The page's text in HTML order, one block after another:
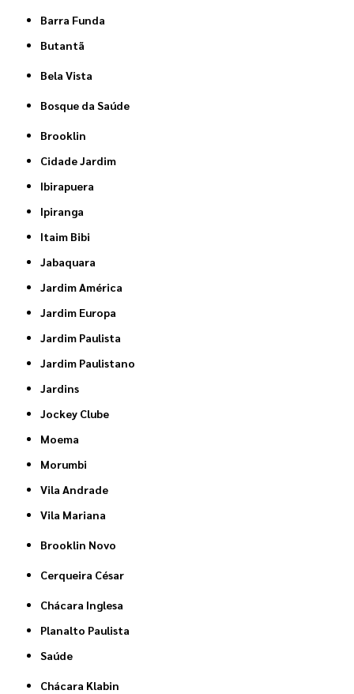
Barra Funda
Butantã
Bela Vista
Bosque da Saúde
Brooklin
Cidade Jardim
Ibirapuera
Ipiranga
Itaim Bibi
Jabaquara
Jardim América
Jardim Europa
Jardim Paulista
Jardim Paulistano
Jardins
Jockey Clube
Moema
Morumbi
Vila Andrade
Vila Mariana
Brooklin Novo
Cerqueira César
Chácara Inglesa
Planalto Paulista
Saúde
Chácara Klabin